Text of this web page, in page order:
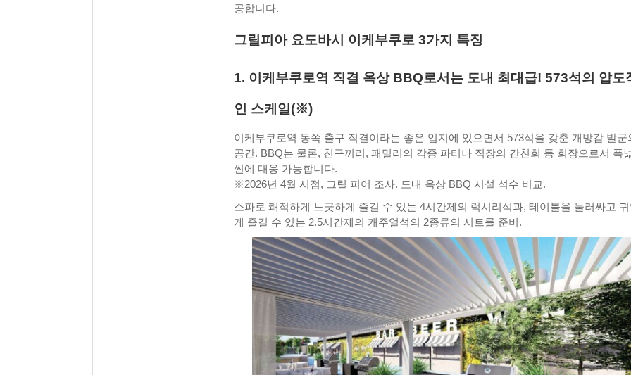
공합니다.
그릴피아 요도바시 이케부쿠로 3가지 특징
1. 이케부쿠로역 직결 옥상 BBQ로서는 도내 최대급! 573석의 압도
인 스케일(※)
이케부쿠로역 동쪽 출구 직결이라는 좋은 입지에 있으면서 573석을 갖춘 개방감 발군
공간. BBQ는 물론, 친구끼리, 패밀리의 각종 파티나 직장의 간친회 등 회장으로서 폭
씬에 대응 가능합니다.
※2026년 4월 시점, 그릴 피어 조사. 도내 옥상 BBQ 시설 석수 비교.
소파로 쾌적하게 느긋하게 즐길 수 있는 4시간제의 럭셔리석과, 테이블을 둘러싸고
게 즐길 수 있는 2.5시간제의 캐주얼석의 2종류의 시트를 준비.